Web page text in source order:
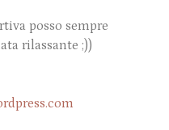
posso sempre
rilassante ;))